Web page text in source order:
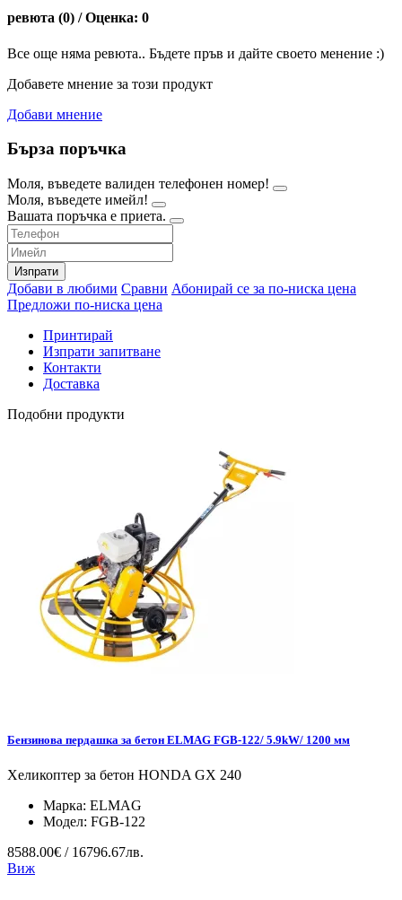
ревюта (0) / Оценка: 0
Все още няма ревюта.. Бъдете пръв и дайте своето менение :)
Добавете мнение за този продукт
Добави мнение
Бърза поръчка
Моля, въведете валиден телефонен номер!
Моля, въведете имейл!
Вашата поръчка е приета.
Изпрати
Добави в любими Сравни Абонирай се за по-ниска цена
Предложи по-ниска цена
Принтирай
Изпрати запитване
Контакти
Доставка
Подобни продукти
Бензинова пердашка за бетон ELMAG FGB-122/ 5.9kW/ 1200 мм
Хеликоптер за бетон HONDA GX 240
Марка: ELMAG
Модел: FGB-122
8588.00€ / 16796.67лв.
Виж